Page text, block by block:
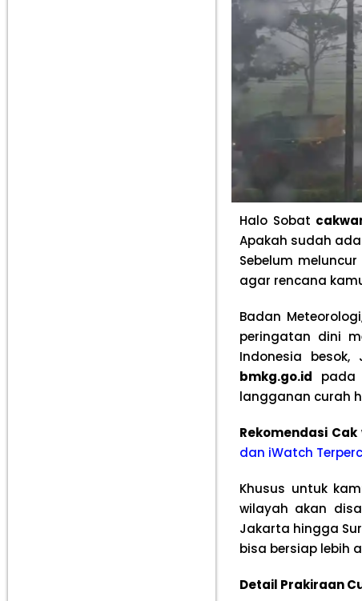
Halo Sobat
Apakah sudah
Sebelum
agar rencana
Badan
peringatan dini
Indonesia
bmkg.go.id pada
langganan curah
Rekomendasi Cak
dan iWatch
Khusus untuk
wilayah akan
Jakarta hingga
bisa bersiap lebih
Detail Prakiraan